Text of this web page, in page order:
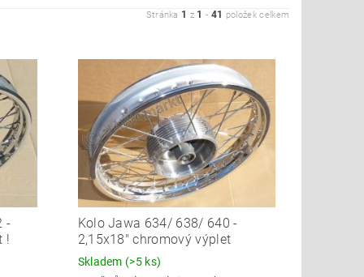
Stránka 1 z 1 - 41 položek celkem
-
!
Kolo Jawa 634/ 638/ 640 -
2,15x18" chromový výplet
Skladem (>5 ks)